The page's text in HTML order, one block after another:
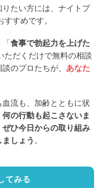
たい方には、ナイトプ
すめです。
「 食事で勃起力を上げた
ただくだけで無料の相談
のプロたちが、 あなた
流も、加齢とともに状
何の行動も起こさないま
ひ今日からの取り組み
しょう 。
てみる